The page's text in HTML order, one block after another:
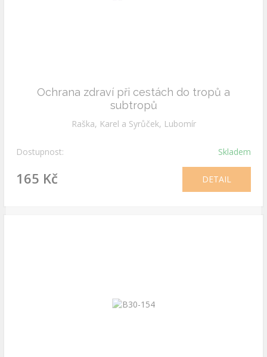
Ochrana zdraví při cestách do tropů a
subtropů
Raška, Karel a Syrůček, Lubomír
Dostupnost: Skladem
165 Kč DETAIL